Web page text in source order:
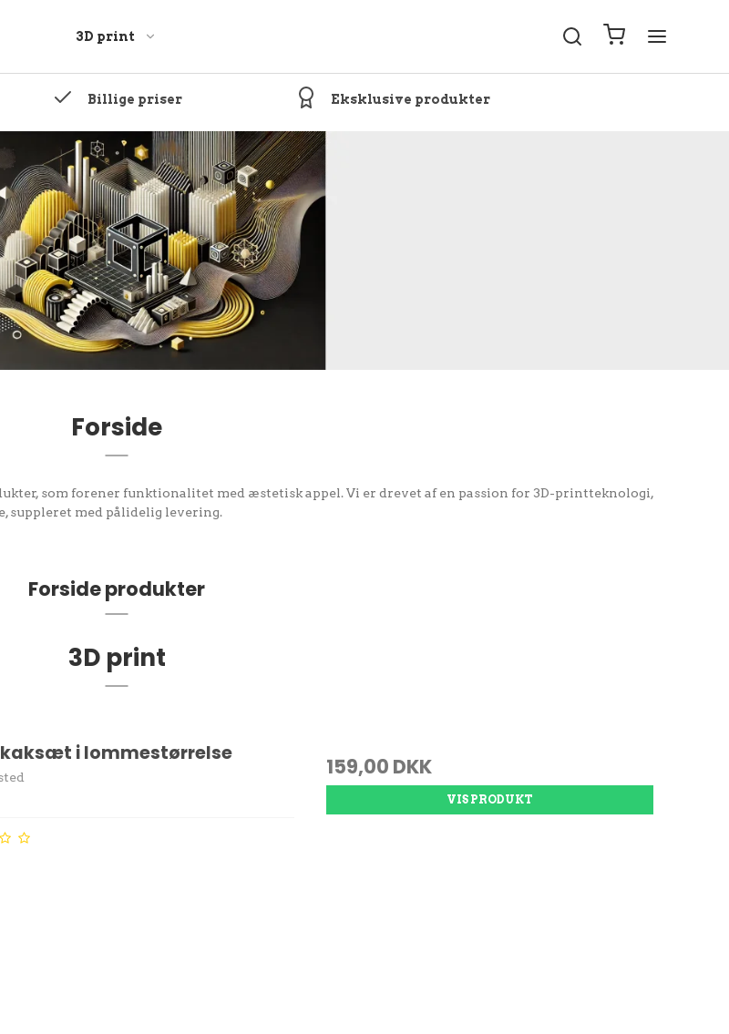
3D print
Billige priser Eksklusive produkter
Forside
som forener funktionalitet med æstetisk appel. Vi er drevet af en passion for 3D-printteknologi,
suppleret med pålidelig levering.
Forside produkter
3D print
i lommestørrelse
159,00 DKK
VIS PRODUKT